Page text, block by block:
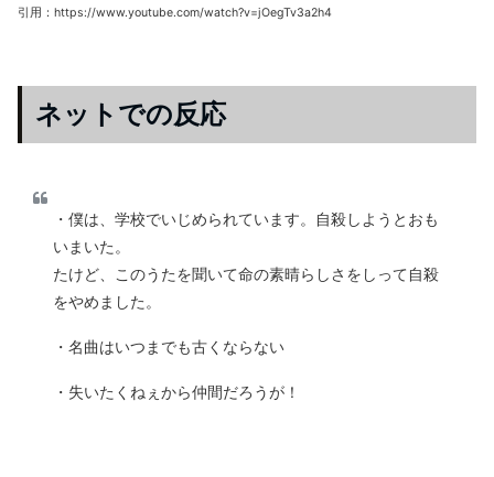
引用：https://www.youtube.com/watch?v=jOegTv3a2h4
ネットでの反応
・僕は、学校でいじめられています。自殺しようとおも
いまいた。
たけど、このうたを聞いて命の素晴らしさをしって自殺
をやめました。
・名曲はいつまでも古くならない
・失いたくねぇから仲間だろうが！